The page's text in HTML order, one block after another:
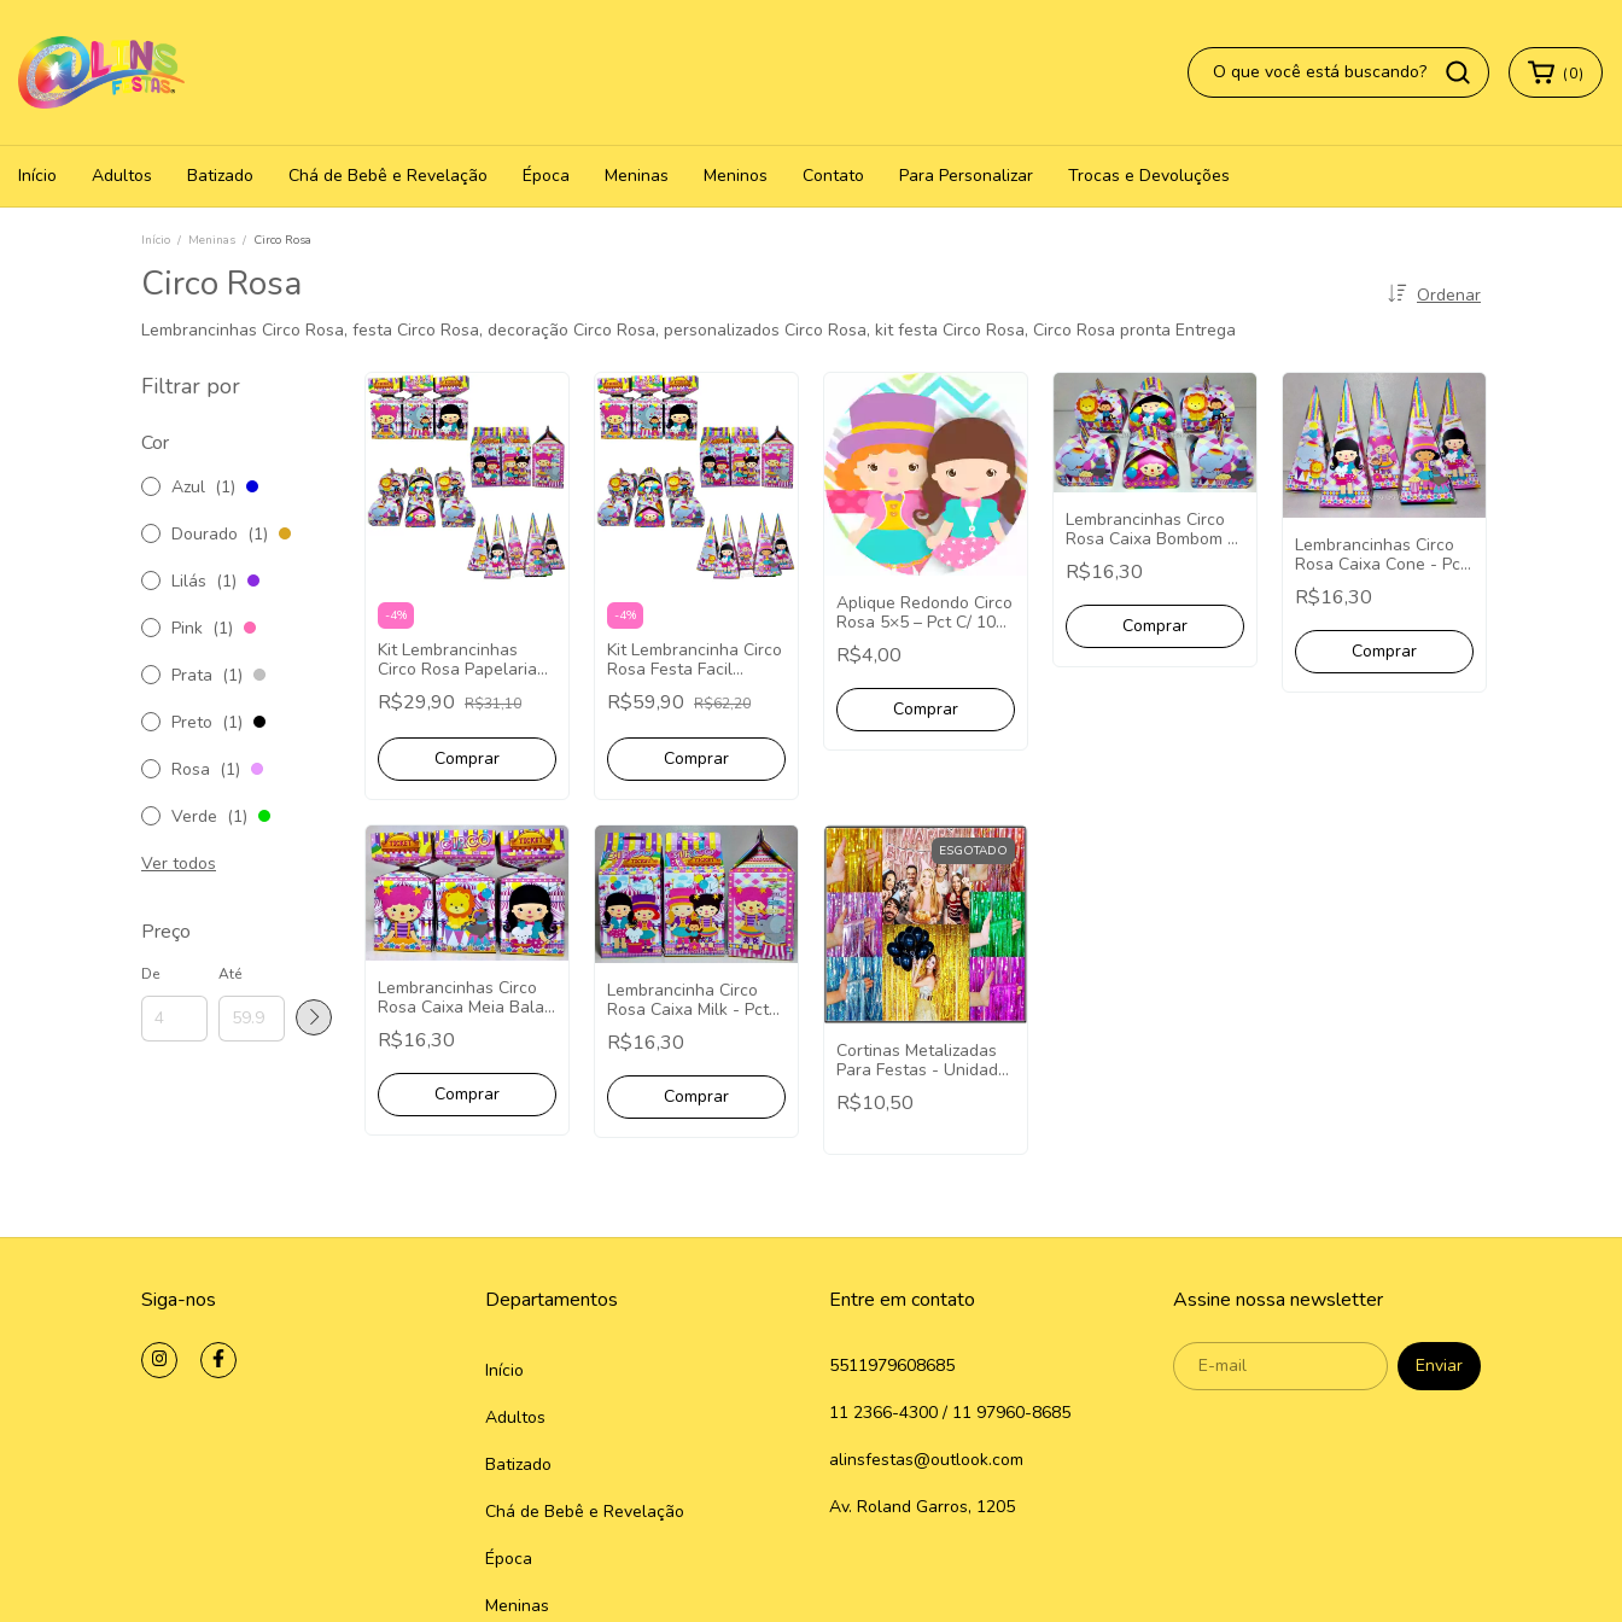
(0)
Início Adultos Batizado Chá de Bebê e Revelação Época Meninas Meninos Contato Para Personalizar Trocas e Devoluções
Início / Meninas / Circo Rosa
Circo Rosa
Ordenar
Lembrancinhas Circo Rosa, festa Circo Rosa, decoração Circo Rosa, personalizados Circo Rosa, kit festa Circo Rosa, Circo Rosa pronta Entrega
Filtrar por
Cor
Azul (1)
Dourado (1)
Lilás (1)
Pink (1)
Prata (1)
Preto (1)
Rosa (1)
Verde (1)
Ver todos
Preço
De Até
-4%
Kit Lembrancinhas
Circo Rosa Papelaria
20 Caixinhas Festa
Fácil Decoração.
R$29,90 R$31,10
-4%
Kit Lembrancinha Circo
Rosa Festa Facil
Papelaria 40 Caixinhas
R$59,90 R$62,20
Aplique Redondo Circo
Rosa 5×5 – Pct C/ 10
uni
R$4,00
Lembrancinhas Circo
Rosa Caixa Bombom -
Pct com 10
R$16,30
Lembrancinhas Circo
Rosa Caixa Cone - Pct
com 10
R$16,30
Lembrancinhas Circo
Rosa Caixa Meia Bala -
Pct com 10
R$16,30
Lembrancinha Circo
Rosa Caixa Milk - Pct
com 10
R$16,30
ESGOTADO
Cortinas Metalizadas
Para Festas - Unidade
2x1
R$10,50
Siga-nos Departamentos
Início
Adultos
Batizado
Chá de Bebê e Revelação
Época
Meninas
Entre em contato
5511979608685
11 2366-4300 / 11 97960-8685
alinsfestas@outlook.com
Av. Roland Garros, 1205
Assine nossa newsletter